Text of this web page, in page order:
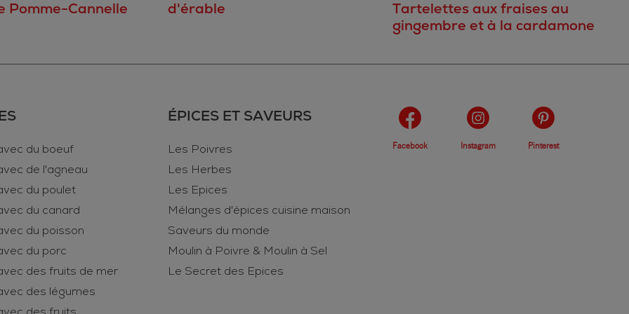
d'érable
Pomme-Cannelle
Tartelettes aux fraises au
gingembre et à la cardamone
du boeuf
de l'agneau
du poulet
du canard
du poisson
du porc
des fruits de mer
des légumes
ÉPICES ET SAVEURS
Les Poivres
Les Herbes
Les Epices
Mélanges d'épices cuisine maison
Saveurs du monde
Moulin à Poivre & Moulin à Sel
Le Secret des Epices
Facebook Instagram Pinterest